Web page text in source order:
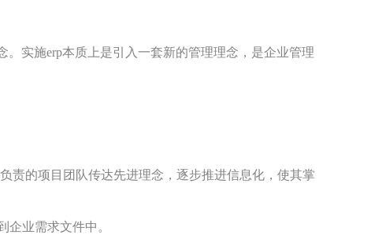
这样啊
钱工程
实施erp本质上是引入一套新的管理理念，是企业管理
责的项目团队传达先进理念，逐步推进信息化，使其掌
业需求文件中。